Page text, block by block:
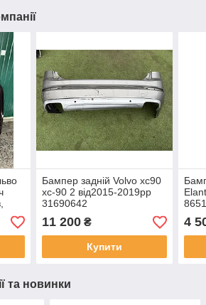
Бампер задній Volvo xc90
xc-90 2 від2015-2019рр
31690642
11 200₴
Купити
4
та новинки